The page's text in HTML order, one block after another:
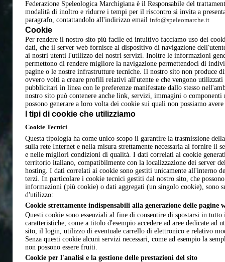
Federazione Speleologica Marchigiana è il Responsabile del
modalità di inoltro e ridurre i tempi per il riscontro si invita a
paragrafo, contattandolo all'indirizzo email info@speleomarche.it
Cookie
Per rendere il nostro sito più facile ed intuitivo facciamo uso dei
dati, che il server web fornisce al dispositivo di navigazione
ai nostri utenti l'utilizzo dei nostri servizi. Inoltre le informazioni
permettono di rendere migliore la navigazione permettendoci di
pagine o le nostre infrastrutture tecniche. Il nostro sito non produce
ovvero volti a creare profili relativi all'utente e che vengono utilizzati
pubblicitari in linea con le preferenze manifestate dallo stesso
nostro sito può contenere anche link, servizi, immagini o
possono generare a loro volta dei cookie sui quali non possiamo
I tipi di cookie che utilizziamo
Cookie Tecnici
Questa tipologia ha come unico scopo il garantire la trasmissione
sulla rete Internet e nella misura strettamente necessaria al fornire il
e nelle migliori condizioni di qualità. I dati correlati ai cookie
territorio italiano, compatibilmente con la localizzazione dei server
hosting. I dati correlati ai cookie sono gestiti unicamente all'interno
terzi. In particolare i cookie tecnici gestiti dal nostro sito, che possono
informazioni (più cookie) o dati aggregati (un singolo cookie), sono
d'utilizzo:
Cookie strettamente indispensabili alla generazione delle pagine
Questi cookie sono essenziali al fine di consentire di spostarsi in
caratteristiche, come a titolo d'esempio accedere ad aree dedicate ad
sito, il login, utilizzo di eventuale carrello di elettronico e relativo
Senza questi cookie alcuni servizi necessari, come ad esempio la
non possono essere fruiti.
Cookie per l'analisi e la gestione delle prestazioni del sito